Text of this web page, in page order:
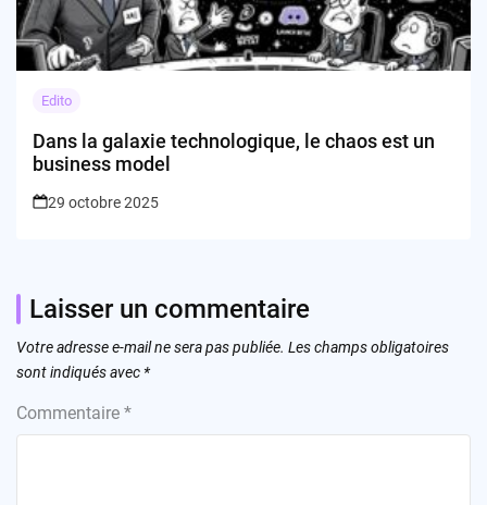
Edito
Dans la galaxie technologique, le chaos est un
business model
29 octobre 2025
Laisser un commentaire
Votre adresse e-mail ne sera pas publiée. Les champs obligatoires
sont indiqués avec *
Commentaire *